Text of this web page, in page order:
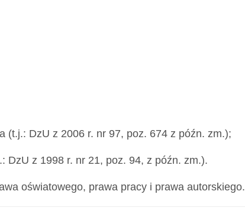
(t.j.: DzU z 2006 r. nr 97, poz. 674 z późn. zm.);
DzU z 1998 r. nr 21, poz. 94, z późn. zm.).
oświatowego, prawa pracy i prawa autorskiego.